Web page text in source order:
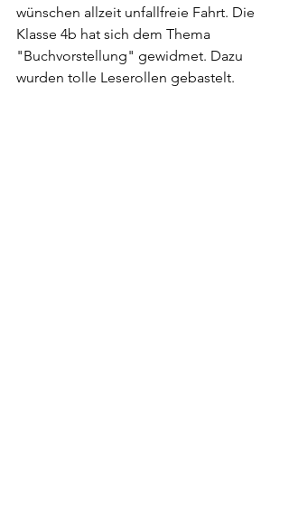
wünschen allzeit unfallfreie Fahrt. Die
Klasse 4b hat sich dem Thema
"Buchvorstellung" gewidmet. Dazu
wurden tolle Leserollen gebastelt.